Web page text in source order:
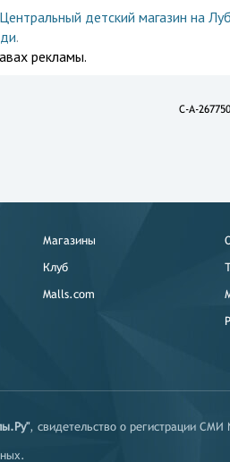
Центральный детский магазин на
.
рекламы.
C-A-
Магазины
Клуб
Malls.com
, свидетельство о регистрации
.